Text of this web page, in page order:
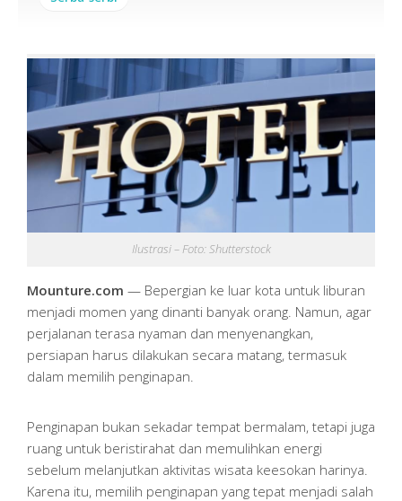
Ilustrasi – Foto: Shutterstock
Mounture.com — Bepergian ke luar kota untuk liburan
menjadi momen yang dinanti banyak orang. Namun, agar
perjalanan terasa nyaman dan menyenangkan,
persiapan harus dilakukan secara matang, termasuk
dalam memilih penginapan.
Penginapan bukan sekadar tempat bermalam, tetapi juga
ruang untuk beristirahat dan memulihkan energi
sebelum melanjutkan aktivitas wisata keesokan harinya.
Karena itu, memilih penginapan yang tepat menjadi salah